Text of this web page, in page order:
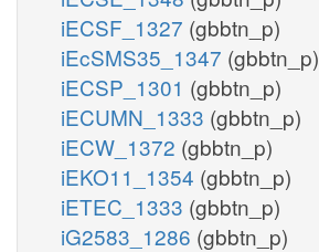
iECSF_1327 (gbbtn_p)
iEcSMS35_1347 (gbbtn_p)
iECSP_1301 (gbbtn_p)
iECUMN_1333 (gbbtn_p)
iECW_1372 (gbbtn_p)
iEKO11_1354 (gbbtn_p)
iETEC_1333 (gbbtn_p)
iG2583_1286 (gbbtn_p)